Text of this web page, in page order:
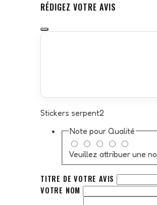
RÉDIGEZ VOTRE AVIS
Stickers serpent2
Note pour Qualité
Veuillez attribuer une
TITRE DE VOTRE AVIS
VOTRE NOM